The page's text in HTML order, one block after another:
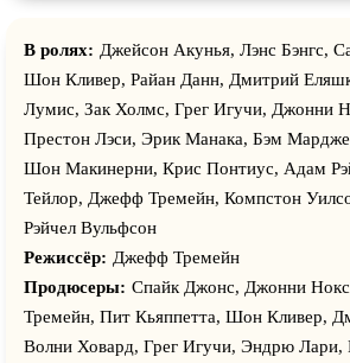
В ролях: Джейсон Акунья, Лэнс Бэнгс,
Шон Кливер, Райан Данн, Дмитрий
Лумис, Зак Холмс, Грег Игучи, Джонни
Престон Лэси, Эрик Манака, Бэм
Шон Макинерни, Крис Понтиус, Адам
Тейлор, Джефф Тремейн, Компстон
Рэйчел Вульфсон
Режиссёр: Джефф Тремейн
Продюсеры: Спайк Джонс, Джонни
Тремейн, Пит Кьяппетта, Шон Кливер,
Волни Ховард, Грег Игучи, Эндрю Лари,